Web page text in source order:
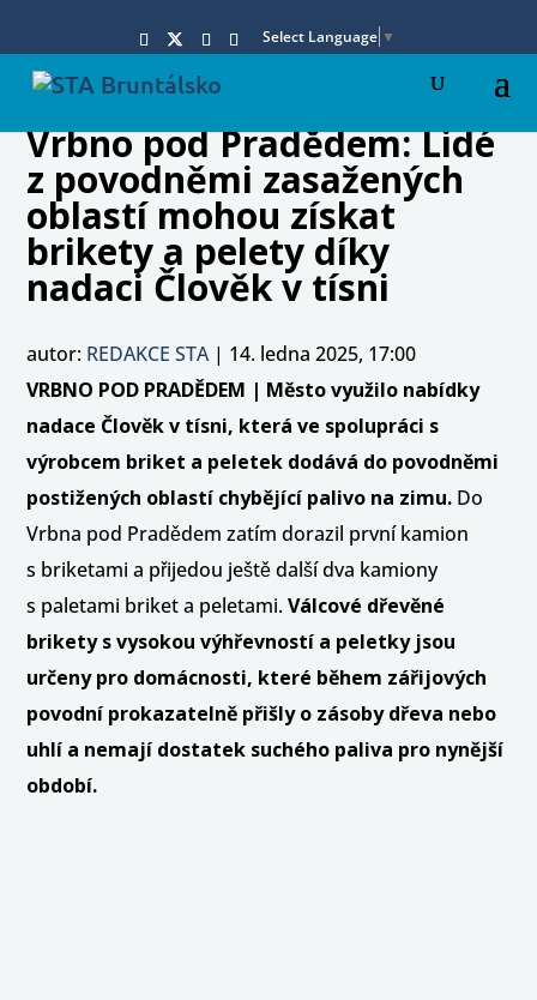
Select Language ▼
Vrbno pod Pradědem: Lidé
z povodněmi zasažených
oblastí mohou získat
brikety a pelety díky
nadaci Člověk v tísni
autor: REDAKCE STA| 14. ledna 2025, 17:00
VRBNO POD PRADĚDEM | Město využilo nabídky
nadace Člověk v tísni, která ve spolupráci s
výrobcem briket a peletek dodává do povodněmi
postižených oblastí chybějící palivo na zimu. Do
Vrbna pod Pradědem zatím dorazil první kamion
s briketami a přijedou ještě další dva kamiony
s paletami briket a peletami.Válcové dřevěné
brikety s vysokou výhřevností a peletky jsou
určeny pro domácnosti, které během zářijových
povodní prokazatelně přišly o zásoby dřeva nebo
uhlí a nemají dostatek suchého paliva pro nynější
období.